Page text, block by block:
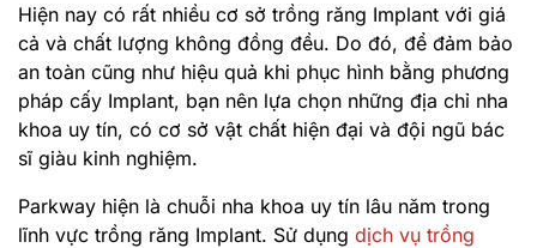
Hiện nay có rất nhiều cơ sở trồng răng Implant với giá
cả và chất lượng không đồng đều. Do đó, để đảm bảo
an toàn cũng như hiệu quả khi phục hình bằng phương
pháp cấy Implant, bạn nên lựa chọn những địa chỉ nha
khoa uy tín, có cơ sở vật chất hiện đại và đội ngũ bác
sĩ giàu kinh nghiệm.
Parkway hiện là chuỗi nha khoa uy tín lâu năm trong
lĩnh vực trồng răng Implant. Sử dụng dịch vụ trồng